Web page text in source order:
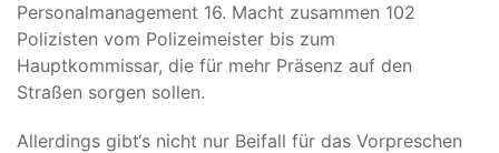
Personalmanagement 16. Macht zusammen 102
Polizisten vom Polizeimeister bis zum
Hauptkommissar, die für mehr Präsenz auf den
Straßen sorgen sollen.
Allerdings gibt‘s nicht nur Beifall für das Vorpreschen